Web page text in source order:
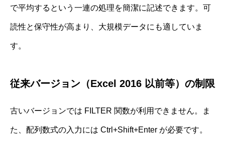
で平均するという一連の処理を簡潔に記述できます。可
読性と保守性が高まり、大規模データにも適していま
す。
従来バージョン（Excel 2016 以前等）の制限
古いバージョンでは FILTER 関数が利用できません。ま
た、配列数式の入力には Ctrl+Shift+Enter が必要です。